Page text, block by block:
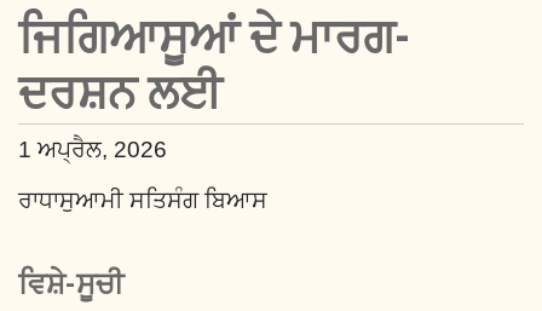
ਜਿਗਿਆਸੂਆਂ ਦੇ ਮਾਰਗ-
ਦਰਸ਼ਨ ਲਈ
1 ਅਪ੍ਰੈਲ, 2026
ਰਾਧਾਸੁਆਮੀ ਸਤਿਸੰਗ ਬਿਆਸ
ਵਿਸ਼ੇ-ਸੂਚੀ